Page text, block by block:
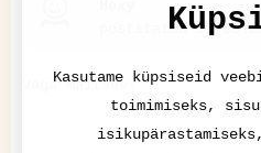
postitatud
Väga maitsev!
Kasutame küpsiseid
toimimiseks,